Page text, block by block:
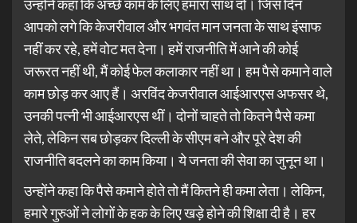
उन्होंने कहा कि अच्छे काम के लिए हमारा साथ दो। जिस दिन
आपको लगे कि केजरीवाल और भगवंत मान जनता के साथ इंसाफ
नहीं कर रहे, हमें वोट मत देना। हमें राजनीति में आने की कोई
जरूरत नहीं थी, मैं कोई फेल कलाकार नहीं था। हम पैसे कमाने वाले
काम छोड़ कर आए हैं। अरविंद केजरीवाल आईआरएस अफसर थे,
उनकी पत्नी भी आईआरएस थीं। दोनों चाहते तो कितने पैसे कमा
लेते, लेकिन सब छोड़कर दिल्ली के सीएम बने और पूरे देश की
राजनीति बदलने का काम किया। ये जनता की सेवा का जुनून था।
उन्होंने कहा कि पैसे कमाने होते तो मैं कितने ही कमा लेता। लेकिन,
हमारे गुरुओं ने लोगों के हक के लिए खड़े होने की शिक्षा दी है। हर